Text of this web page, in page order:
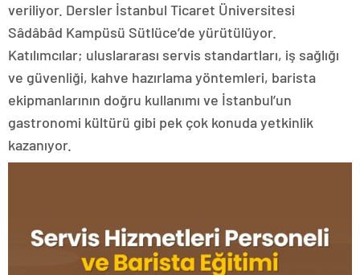
veriliyor. Dersler İstanbul Ticaret Üniversitesi
Sâdâbâd Kampüsü Sütlüce’de yürütülüyor.
Katılımcılar; uluslararası servis standartları, iş sağlığı
ve güvenliği, kahve hazırlama yöntemleri, barista
ekipmanlarının doğru kullanımı ve İstanbul’un
gastronomi kültürü gibi pek çok konuda yetkinlik
kazanıyor.